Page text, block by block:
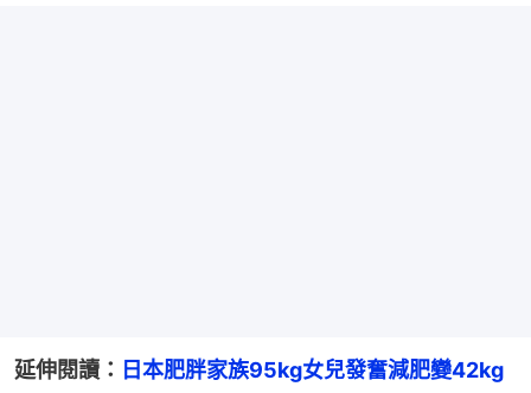
延伸閱讀： 日本肥胖家族95kg女兒發奮減肥變42kg